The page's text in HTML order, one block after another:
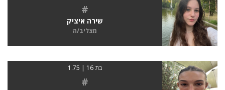
#
שירה איציק
מצליב/ה
בת 16 | 1.75
#